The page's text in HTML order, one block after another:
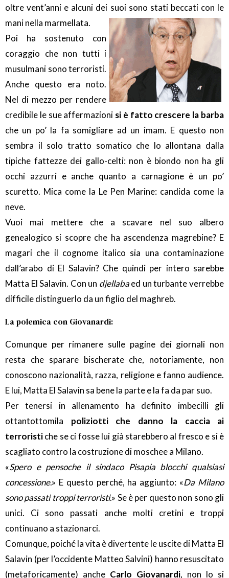
oltre vent’anni e alcuni dei suoi sono stati beccati con le
mani nella marmellata.
Poi ha sostenuto con
coraggio che non tutti i
musulmani sono terroristi.
Anche questo era noto.
Nel di mezzo per rendere
credibile le sue affermazioni si è fatto crescere la barba
che un po’ la fa somigliare ad un imam. E questo non
sembra il solo tratto somatico che lo allontana dalla
tipiche fattezze dei gallo-celti: non è biondo non ha gli
occhi azzurri e anche quanto a carnagione è un po’
scuretto. Mica come la Le Pen Marine: candida come la
neve.
Vuoi mai mettere che a scavare nel suo albero
genealogico si scopre che ha ascendenza magrebine? E
magari che il cognome italico sia una contaminazione
dall’arabo di El Salavin? Che quindi per intero sarebbe
Matta El Salavin. Con un djellabaed un turbante verrebbe
difficile distinguerlo da un figlio del maghreb.
La polemica con Giovanardi:
Comunque per rimanere sulle pagine dei giornali non
resta che sparare bischerate che, notoriamente, non
conoscono nazionalità, razza, religione e fanno audience.
E lui, Matta El Salavin sa bene la parte e la fa da par suo.
Per tenersi in allenamento ha definito imbecilli gli
ottantottomila poliziotti che danno la caccia ai
terroristiche se ci fosse lui già starebbero al fresco e si è
scagliato contro la costruzione di moschee a Milano.
«Spero e pensoche il sindaco Pisapia blocchi qualsiasi
concessione.» E questo perché, ha aggiunto: «Da Milano
sono passati troppi terroristi.» Se è per questo non sono gli
unici. Ci sono passati anche molti cretini e troppi
continuano a stazionarci.
Comunque, poiché la vita è divertente le uscite di Matta El
Salavin (per l’occidente Matteo Salvini) hanno resuscitato
(metaforicamente) anche Carlo Giovanardi, non lo si